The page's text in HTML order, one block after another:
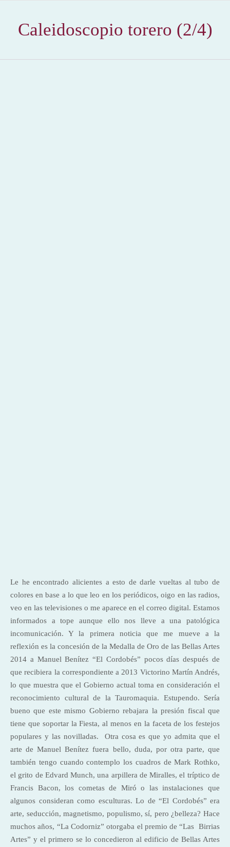
Caleidoscopio torero (2/4)
Le he encontrado alicientes a esto de darle vueltas al tubo de
colores en base a lo que leo en los periódicos, oigo en las radios,
veo en las televisiones o me aparece en el correo digital. Estamos
informados a tope aunque ello nos lleve a una patológica
incomunicación. Y la primera noticia que me mueve a la
reflexión es la concesión de la Medalla de Oro de las Bellas Artes
2014 a Manuel Benítez “El Cordobés” pocos días después de
que recibiera la correspondiente a 2013 Victorino Martín Andrés,
lo que muestra que el Gobierno actual toma en consideración el
reconocimiento cultural de la Tauromaquia. Estupendo. Sería
bueno que este mismo Gobierno rebajara la presión fiscal que
tiene que soportar la Fiesta, al menos en la faceta de los festejos
populares y las novilladas. Otra cosa es que yo admita que el
arte de Manuel Benítez fuera bello, duda, por otra parte, que
también tengo cuando contemplo los cuadros de Mark Rothko,
el grito de Edvard Munch, una arpillera de Miralles, el tríptico de
Francis Bacon, los cometas de Miró o las instalaciones que
algunos consideran como esculturas. Lo de “El Cordobés” era
arte, seducción, magnetismo, populismo, sí, pero ¿belleza? Hace
muchos años, “La Codorniz” otorgaba el premio de “Las Birrias
Artes” y el primero se lo concedieron al edificio de Bellas Artes